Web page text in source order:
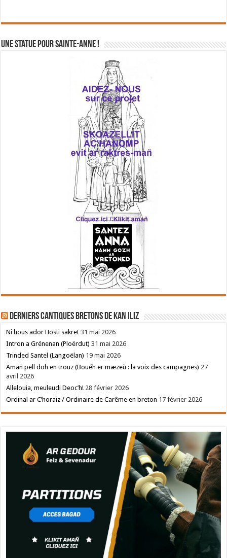
Une statue pour Sainte-Anne !
Derniers cantiques bretons de Kan Iliz
Ni hous ador Hosti sakret 31 mai 2026
Intron a Grénenan (Ploërdut) 31 mai 2026
Trinded Santel (Langoëlan) 19 mai 2026
Amañ pell doh en trouz (Bouéh er mæzeù : la voix des campagnes) 27
avril 2026
Allelouia, meuleudi Deoc’h! 28 février 2026
Ordinal ar C’horaiz / Ordinaire de Carême en breton 17 février 2026